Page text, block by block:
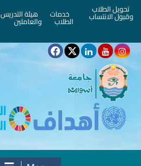
تحويل الطلاب
وقبول الانتساب خدمات
الطلاب
هيئة التدريس
والعاملين